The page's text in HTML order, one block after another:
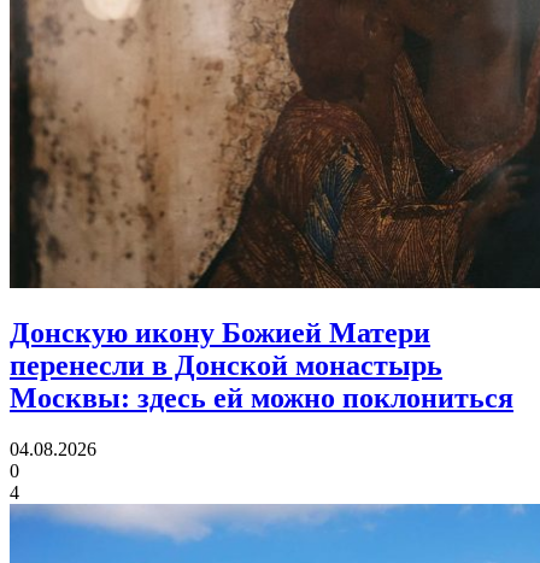
Донскую икону Божией Матери
перенесли в Донской монастырь
Москвы: здесь ей можно поклониться
04.08.2026
0
4